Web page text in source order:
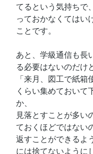
てるという気持ちで
っておかなくてはい
ことです。
あと、学級通信も長
る必要はないのだけ
「来月、図工で紙箱
くらい集めておいて
か、
見落とすことが多い
ておくほどではない
返すことができるよ
には捨てないように